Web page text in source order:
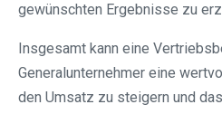
gewünschten Ergebnisse zu
Insgesamt kann eine
Generalunternehmer eine
den Umsatz zu steigern und